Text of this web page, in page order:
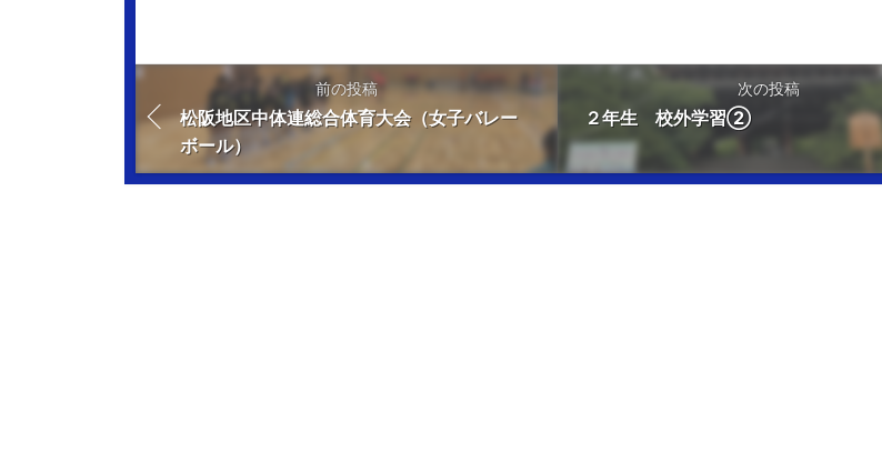
前の投稿
松阪地区中体連総合体育大会（女子バレー
ボール）
次の投稿
２年生 校外学習②